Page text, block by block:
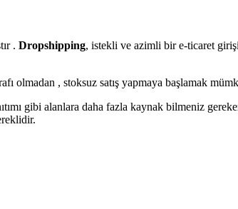
. Dropshipping, istekli ve azimli bir e-ticaret
olmadan , stoksuz satış yapmaya başlamak
gibi alanlara daha fazla kaynak bilmeniz